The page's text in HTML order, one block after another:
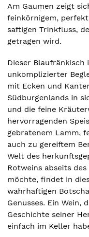
Am Gaumen zeigt
feinkörnigem,
saftigen Trinkfluss,
getragen wird.
Dieser
unkomplizierter
mit Ecken und
Südburgenlands in
und die feine
hervorragenden
gebratenem Lamm,
auch zu gereiftem
Welt des
Rotweins abseits
möchte, findet in
wahrhaftigen
Genusses. Ein Wein,
Geschichte seiner
einfach im Keller